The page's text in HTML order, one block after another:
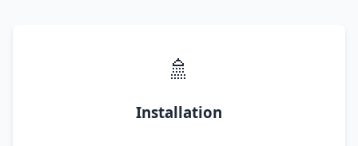
🚿
Installation